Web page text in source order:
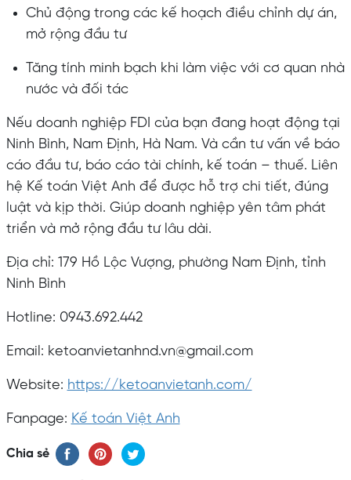
Chủ động trong các kế hoạch điều chỉnh dự án,
mở rộng đầu tư
Tăng tính minh bạch khi làm việc với cơ quan nhà
nước và đối tác
Nếu doanh nghiệp FDI của bạn đang hoạt động tại
Ninh Bình, Nam Định, Hà Nam. Và cần tư vấn về báo
cáo đầu tư, báo cáo tài chính, kế toán – thuế. Liên
hệ Kế toán Việt Anh để được hỗ trợ chi tiết, đúng
luật và kịp thời. Giúp doanh nghiệp yên tâm phát
triển và mở rộng đầu tư lâu dài.
Địa chỉ: 179 Hồ Lộc Vượng, phường Nam Định, tỉnh
Ninh Bình
Hotline: 0943.692.442
Email: ketoanvietanhnd.vn@gmail.com
Website: https://ketoanvietanh.com/
Fanpage: Kế toán Việt Anh
Chia sẻ